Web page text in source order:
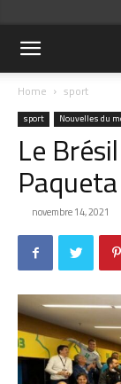
Home sport
sport Nouvelles du
Le
novembre 14, 2021